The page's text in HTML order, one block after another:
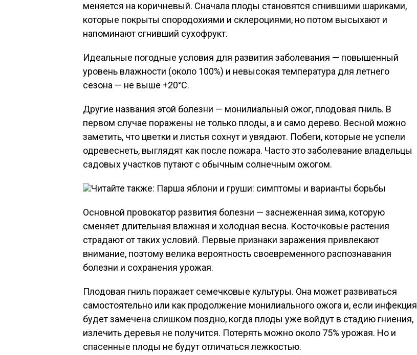
меняется на коричневый. Сначала плоды становятся сгнившими шариками,
которые покрыты спородохиями и склероциями, но потом высыхают и
напоминают сгнивший сухофрукт.
Идеальные погодные условия для развития заболевания — повышенный
уровень влажности (около 100%) и невысокая температура для летнего
сезона — не выше +20°C.
Другие названия этой болезни — монилиальный ожог, плодовая гниль. В
первом случае поражены не только плоды, а и само дерево. Весной можно
заметить, что цветки и листья сохнут и увядают. Побеги, которые не успели
одревеснеть, выглядят как после пожара. Часто это заболевание владельцы
садовых участков путают с обычным солнечным ожогом.
Читайте также: Парша яблони и груши: симптомы и варианты борьбы
Основной провокатор развития болезни — заснеженная зима, которую
сменяет длительная влажная и холодная весна. Косточковые растения
страдают от таких условий. Первые признаки заражения привлекают
внимание, поэтому велика вероятность своевременного распознавания
болезни и сохранения урожая.
Плодовая гниль поражает семечковые культуры. Она может развиваться
самостоятельно или как продолжение монилиального ожога и, если инфекция
будет замечена слишком поздно, когда плоды уже войдут в стадию гниения,
излечить деревья не получится. Потерять можно около 75% урожая. Но и
спасенные плоды не будут отличаться лежкостью.